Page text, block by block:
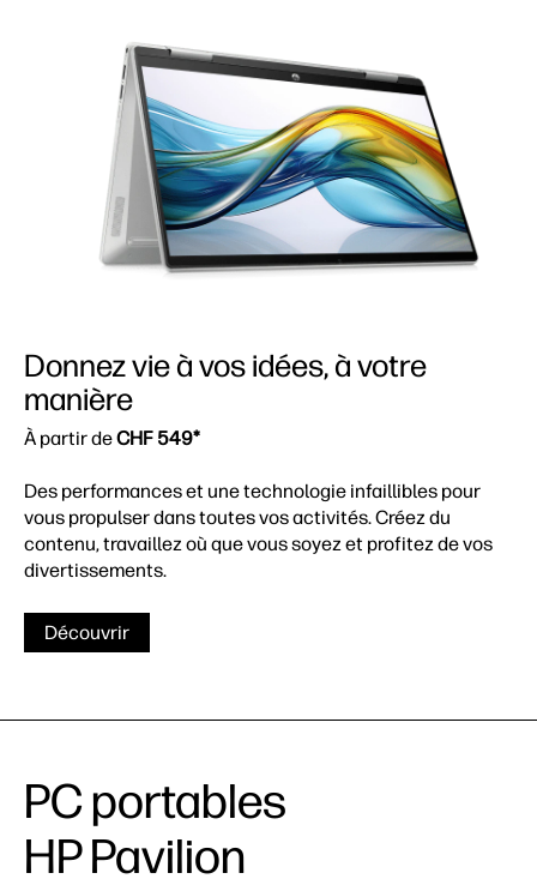
Donnez vie à vos idées, à votre
manière
À partir deCHF 549*
Des performances et une technologie infaillibles pour
vous propulser dans toutes vos activités. Créez du
contenu, travaillez où que vous soyez et profitez de vos
divertissements.
Découvrir
PC portables
HP Pavilion